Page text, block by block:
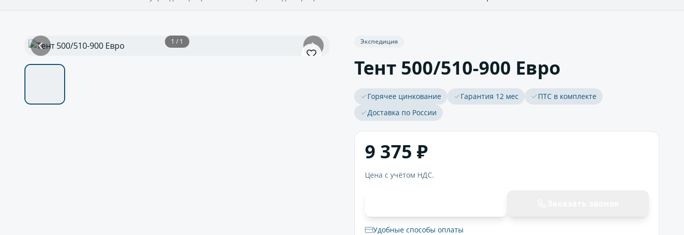
1 / 1 Экспедиция
Тент 500/510-900 Евро
Горячее цинкование Гарантия 12 мес
ПТС в комплекте
Доставка по России
9 375 ₽
Цена с учётом НДС.
Удобные способы оплаты